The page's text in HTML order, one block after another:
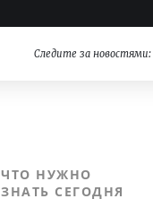
Следите за новостями:
ЧТО НУЖНО
ЗНАТЬ СЕГОДНЯ